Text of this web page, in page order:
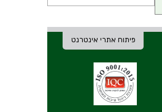
פיתוח אתרי אינטרנט